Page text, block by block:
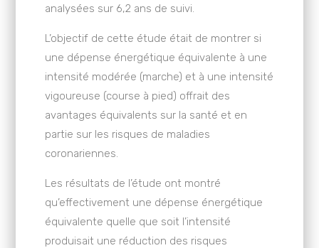
analysées sur 6,2 ans de suivi.
L’objectif de cette étude était de montrer si
une dépense énergétique équivalente à une
intensité modérée (marche) et à une intensité
vigoureuse (course à pied) offrait des
avantages équivalents sur la santé et en
partie sur les risques de maladies
coronariennes.
Les résultats de l’étude ont montré
qu’effectivement une dépense énergétique
équivalente quelle que soit l’intensité
produisait une réduction des risques